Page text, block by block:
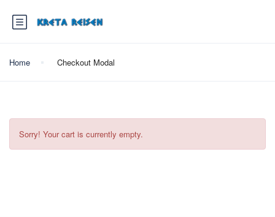
Home Checkout Modal
Sorry! Your cart is currently empty.